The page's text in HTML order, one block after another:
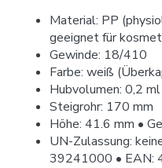
Material: PP
geeignet für
Gewinde: 18/410
Farbe: weiß
Hubvolumen: 0,2 ml
Steigrohr: 170 mm
Höhe: 41.6 mm •
UN-Zulassung:
39241000 • EAN: